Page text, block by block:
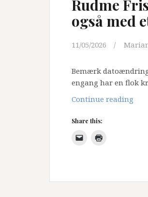
Rudme
også med
11/05/2026
Bemærk datoændring
engang har en flok
Continue reading
Share this: